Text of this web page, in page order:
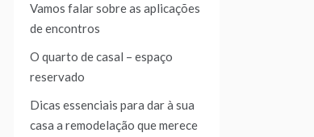
Vamos falar sobre as aplicações
de encontros
O quarto de casal – espaço
reservado
Dicas essenciais para dar à sua
casa a remodelação que merece